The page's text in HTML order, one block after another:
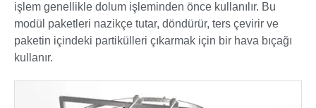
işlem genellikle dolum işleminden önce kullanılır. Bu
modül paketleri nazikçe tutar, döndürür, ters çevirir ve
paketin içindeki partikülleri çıkarmak için bir hava bıçağı
kullanır.